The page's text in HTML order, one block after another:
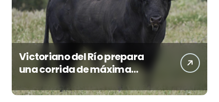
Victoriano del Río prepara
una corrida de máxima
seriedad para Ciudad Real
(En Vídeo)